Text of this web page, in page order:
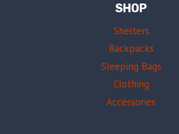
SHOP
Shelters
Backpacks
Sleeping Bags
Clothing
Accessories